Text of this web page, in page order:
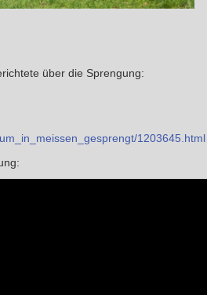
über die Sprengung:
1203645.html